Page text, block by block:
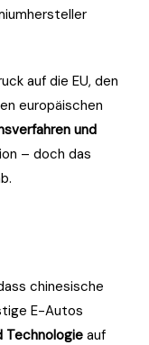
auf die EU, den
europäischen
und
– doch das
chinesische
E-Autos
Technologie auf